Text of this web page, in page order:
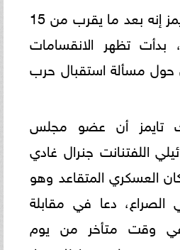
وقالت نيويورك تايمز إنه بعد ما يقرب من 15
بدأت تظهر الانقسامات
حول مسألة استقبال حرب
تايمز أن عضو مجلس
اللفتنانت جنرال غادي
العسكري المتقاعد وهو
الصراع، دعا في مقابلة
في وقت متأخر من يوم